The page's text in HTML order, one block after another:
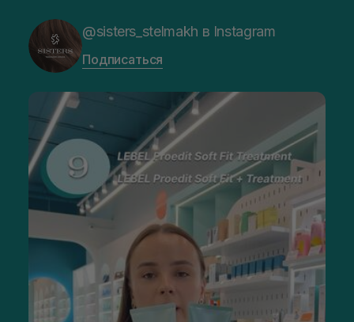
@sisters_stelmakh в Instagram
Подписаться